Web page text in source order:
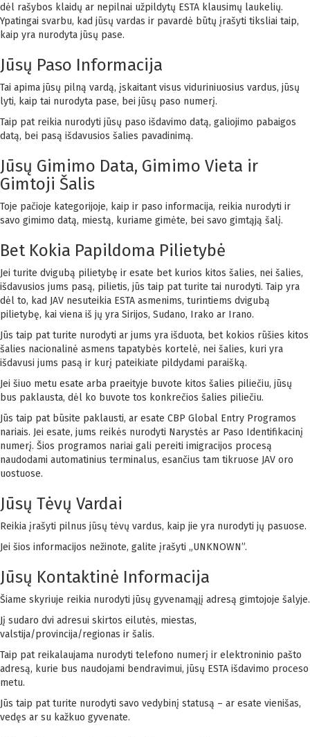
dėl rašybos klaidų ar nepilnai užpildytų ESTA klausimų laukelių.
Ypatingai svarbu, kad jūsų vardas ir pavardė būtų įrašyti tiksliai taip,
kaip yra nurodyta jūsų pase.
Jūsų Paso Informacija
Tai apima jūsų pilną vardą, įskaitant visus viduriniuosius vardus, jūsų
lyti, kaip tai nurodyta pase, bei jūsų paso numerį.
Taip pat reikia nurodyti jūsų paso išdavimo datą, galiojimo pabaigos
datą, bei pasą išdavusios šalies pavadinimą.
Jūsų Gimimo Data, Gimimo Vieta ir
Gimtoji Šalis
Toje pačioje kategorijoje, kaip ir paso informacija, reikia nurodyti ir
savo gimimo datą, miestą, kuriame gimėte, bei savo gimtąją šalį.
Bet Kokia Papildoma Pilietybė
Jei turite dvigubą pilietybę ir esate bet kurios kitos šalies, nei šalies,
išdavusios jums pasą, pilietis, jūs taip pat turite tai nurodyti. Taip yra
dėl to, kad JAV nesuteikia ESTA asmenims, turintiems dvigubą
pilietybę, kai viena iš jų yra Sirijos, Sudano, Irako ar Irano.
Jūs taip pat turite nurodyti ar jums yra išduota, bet kokios rūšies kitos
šalies nacionalinė asmens tapatybės kortelė, nei šalies, kuri yra
išdavusi jums pasą ir kurį pateikiate pildydami paraišką.
Jei šiuo metu esate arba praeityje buvote kitos šalies piliečiu, jūsų
bus paklausta, dėl ko buvote tos konkrečios šalies piliečiu.
Jūs taip pat būsite paklausti, ar esate CBP Global Entry Programos
nariais. Jei esate, jums reikės nurodyti Narystės ar Paso Identifikacinį
numerį. Šios programos nariai gali pereiti imigracijos procesą
naudodami automatinius terminalus, esančius tam tikruose JAV oro
uostuose.
Jūsų Tėvų Vardai
Reikia įrašyti pilnus jūsų tėvų vardus, kaip jie yra nurodyti jų pasuose.
Jei šios informacijos nežinote, galite įrašyti „UNKNOWN”.
Jūsų Kontaktinė Informacija
Šiame skyriuje reikia nurodyti jūsų gyvenamąjį adresą gimtojoje šalyje.
Jį sudaro dvi adresui skirtos eilutės, miestas,
valstija/provincija/regionas ir šalis.
Taip pat reikalaujama nurodyti telefono numerį ir elektroninio pašto
adresą, kurie bus naudojami bendravimui, jūsų ESTA išdavimo proceso
metu.
Jūs taip pat turite nurodyti savo vedybinį statusą – ar esate vienišas,
vedęs ar su kažkuo gyvenate.